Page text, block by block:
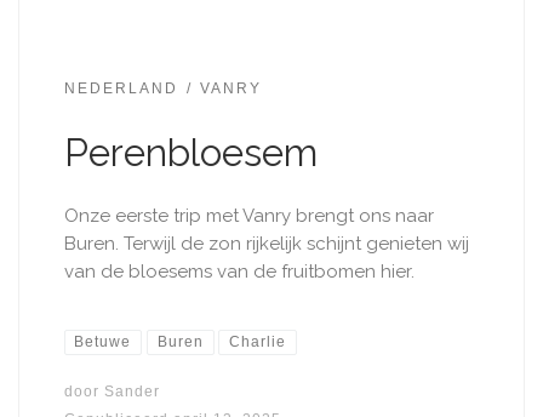
NEDERLAND VANRY
Perenbloesem
Onze eerste trip met Vanry brengt ons naar
Buren. Terwijl de zon rijkelijk schijnt genieten wij
van de bloesems van de fruitbomen hier.
Betuwe Buren Charlie
door Sander